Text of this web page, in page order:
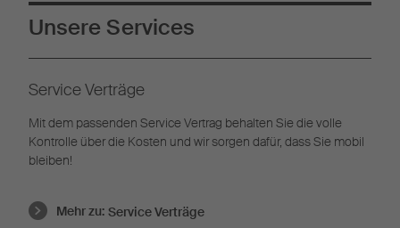
Unsere Services
Service Verträge
Mit dem passenden Service Vertrag behalten Sie die volle
Kontrolle über die Kosten und wir sorgen dafür, dass Sie mobil
bleiben!
Mehr zu: Service Verträge